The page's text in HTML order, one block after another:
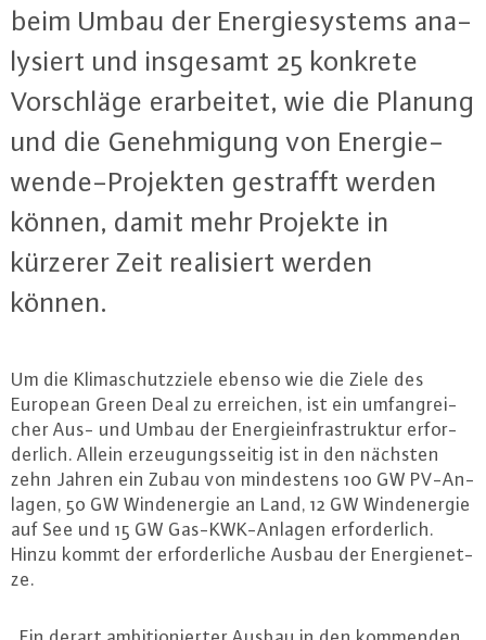
beim Umbau der En­er­gie­sys­tems ana­
ly­siert und insgesamt 25 konkrete
Vor­schlä­ge er­ar­bei­tet, wie die Planung
und die Ge­neh­mi­gung von En­er­gie­
wen­de-Pro­jek­ten gestrafft werden
können, damit mehr Projekte in
kürzerer Zeit rea­li­siert werden
können.
Um die Kli­ma­schutz­zie­le ebenso wie die Ziele des
European Green Deal zu erreichen, ist ein um­fang­rei­
cher Aus- und Umbau der En­er­gie­in­fra­struk­tur er­for­
der­lich. Allein er­zeu­gungs­sei­tig ist in den nächsten
zehn Jahren ein Zubau von min­des­tens 100 GW PV-An­
la­gen, 50 GW Wind­ener­gie an Land, 12 GW Wind­ener­gie
auf See und 15 GW Gas-KWK-An­la­gen er­for­der­lich.
Hinzu kommt der er­for­der­li­che Ausbau der En­er­gie­net­
ze.